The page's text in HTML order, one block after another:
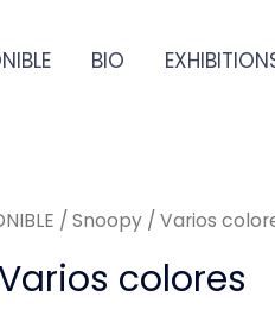
BIO
/ Snoopy / Varios
colores